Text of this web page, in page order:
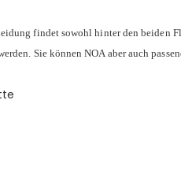
findet sowohl hinter den beiden
Sie können NOA aber auch